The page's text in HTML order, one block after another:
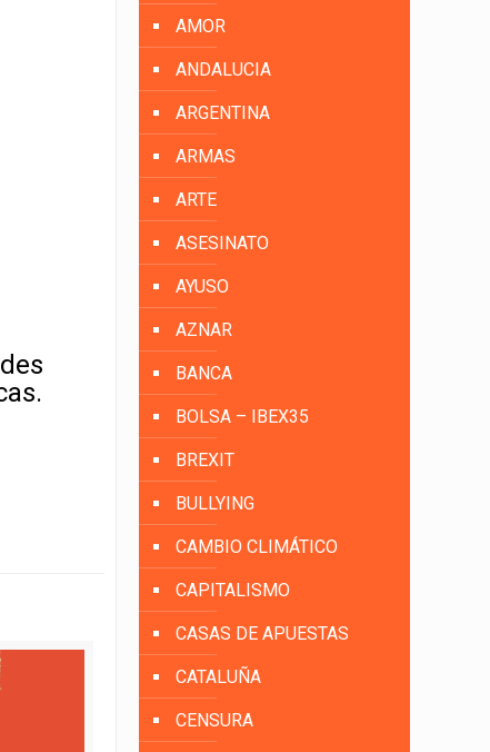
AMOR
ANDALUCIA
ARGENTINA
ARMAS
ARTE
ASESINATO
AYUSO
AZNAR
BANCA
BOLSA – IBEX35
BREXIT
BULLYING
CAMBIO CLIMÁTICO
CAPITALISMO
CASAS DE APUESTAS
CATALUÑA
CENSURA